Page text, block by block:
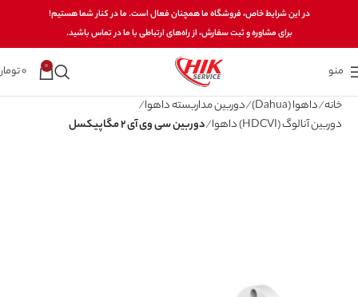
در این شرایط خاص، فروشگاه ما همچنان فعال است. ما در کنار شما هستیم!
برای مشاوره و ثبت سفارش، از راه‌های ارتباطی با ما در تماس باشید.
منو 0
0
خانه داهوا (Dahua)
دوربین مداربسته داهوا
دوربین آنالوگ (HDCVI) داهوا
دوربین سی وی آی 2 مگاپیکسل